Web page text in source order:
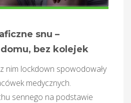
snu –
bez kolejek
nim lockdown spowodowały
medycznych.
sennego na podstawie